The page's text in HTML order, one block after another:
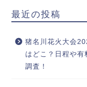
最近の投稿
猪名川花火大会
はどこ？日程や有
調査！